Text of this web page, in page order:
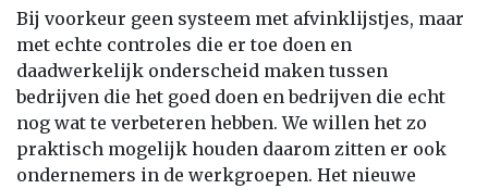
Bij voorkeur geen systeem met afvinklijstjes, maar
met echte controles die er toe doen en
daadwerkelijk onderscheid maken tussen
bedrijven die het goed doen en bedrijven die echt
nog wat te verbeteren hebben. We willen het zo
praktisch mogelijk houden daarom zitten er ook
ondernemers in de werkgroepen. Het nieuwe